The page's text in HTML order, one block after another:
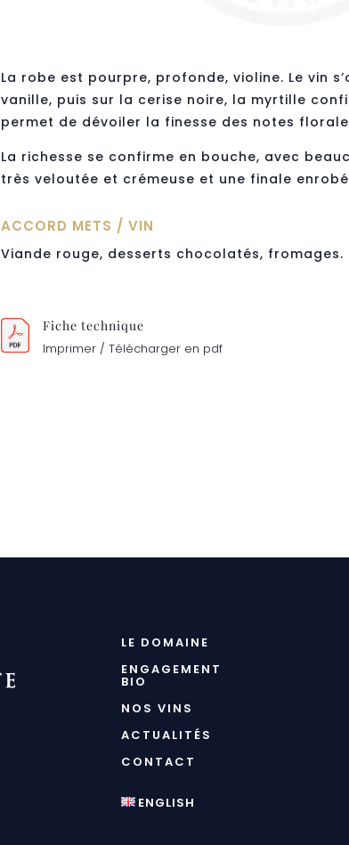
La robe est pourpre, profonde, violine. Le vin
vanille, puis sur la cerise noire, la myrtille
permet de dévoiler la finesse des notes
La richesse se confirme en bouche, avec
très veloutée et crémeuse et une finale
ACCORD METS / VIN
Viande rouge, desserts chocolatés, fromages.
Fiche technique
Imprimer / Télécharger en pdf
LE DOMAINE
ENGAGEMENT
BIO
NOS VINS
ACTUALITÉS
CONTACT
ENGLISH